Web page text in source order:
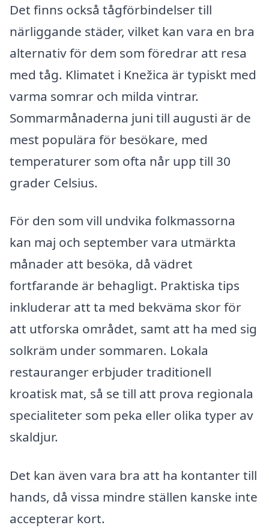
Det finns också tågförbindelser till
närliggande städer, vilket kan vara en bra
alternativ för dem som föredrar att resa
med tåg. Klimatet i Knežica är typiskt med
varma somrar och milda vintrar.
Sommarmånaderna juni till augusti är de
mest populära för besökare, med
temperaturer som ofta når upp till 30
grader Celsius.
För den som vill undvika folkmassorna
kan maj och september vara utmärkta
månader att besöka, då vädret
fortfarande är behagligt. Praktiska tips
inkluderar att ta med bekväma skor för
att utforska området, samt att ha med sig
solkräm under sommaren. Lokala
restauranger erbjuder traditionell
kroatisk mat, så se till att prova regionala
specialiteter som peka eller olika typer av
skaldjur.
Det kan även vara bra att ha kontanter till
hands, då vissa mindre ställen kanske inte
accepterar kort.